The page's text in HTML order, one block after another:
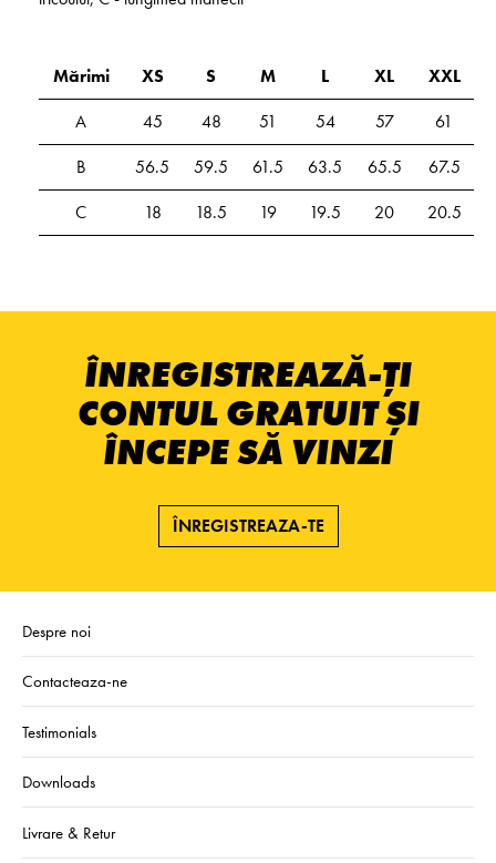
Mărimi XS S M L XL
XXL
A
45 48 51 54 57
61
B
56.5 59.5 61.5 63.5 65.5
67.5
C
18 18.5 19 19.5 20 20.5
ÎNREGISTREAZĂ-ȚI
CONTUL GRATUIT ȘI
ÎNCEPE SĂ VINZI
ÎNREGISTREAZA-TE
Despre noi
Contacteaza-ne
Testimonials
Downloads
Livrare & Retur